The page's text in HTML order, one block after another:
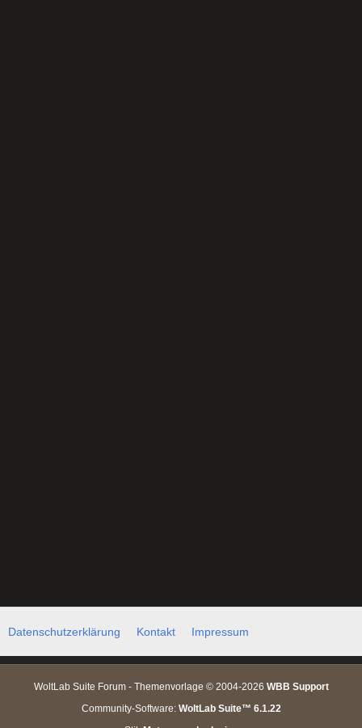
Datenschutzerklärung Kontakt Impressum
WoltLab Suite Forum - Themenvorlage © 2004-2026 WBB Support
Community-Software: WoltLab Suite™ 6.1.22